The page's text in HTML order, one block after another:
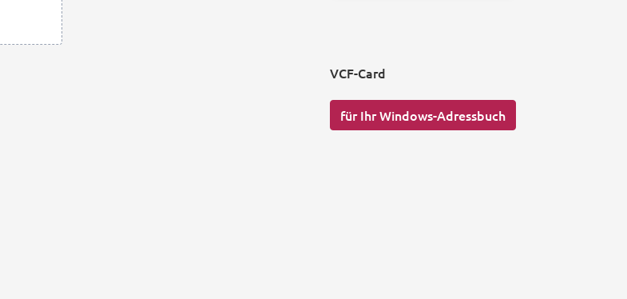
VCF-Card
für Ihr Windows-Adressbuch